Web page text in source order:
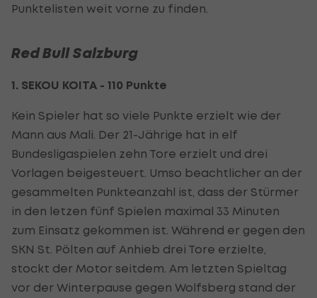
Punktelisten weit vorne zu finden.
Red Bull Salzburg
1. SEKOU KOITA - 110 Punkte
Kein Spieler hat so viele Punkte erzielt wie der
Mann aus Mali. Der 21-Jährige hat in elf
Bundesligaspielen zehn Tore erzielt und drei
Vorlagen beigesteuert. Umso beachtlicher an der
gesammelten Punkteanzahl ist, dass der Stürmer
in den letzen fünf Spielen maximal 33 Minuten
zum Einsatz gekommen ist. Während er gegen den
SKN St. Pölten auf Anhieb drei Tore erzielte,
stockt der Motor seitdem. Am letzten Spieltag
vor der Winterpause gegen Wolfsberg stand der